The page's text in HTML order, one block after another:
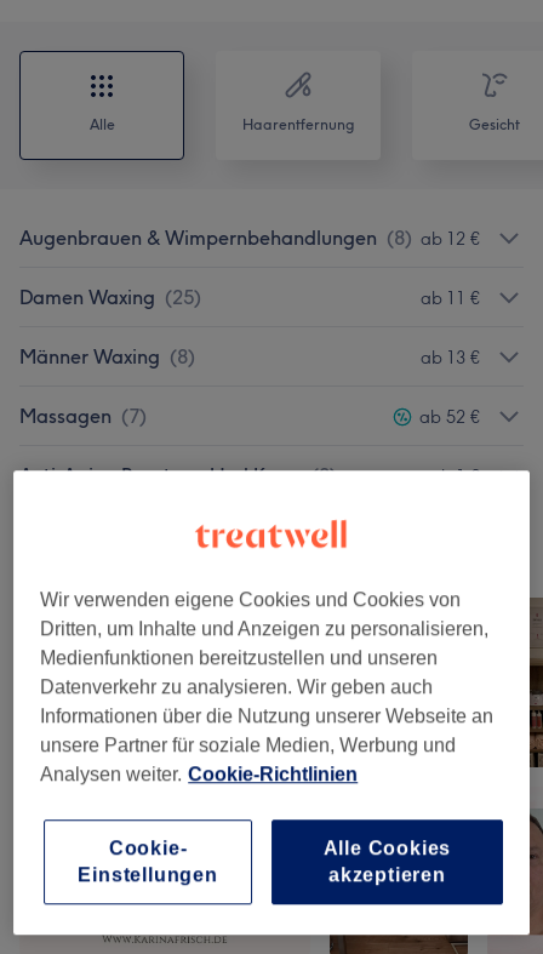
Alle Haarentfernung Gesicht
Augenbrauen & Wimpernbehandlungen (8) ab 12 €
Damen Waxing (25) ab 11 €
Männer Waxing (8) ab 13 €
Massagen (7) ab 52 €
Anti-Aging Beratung Und Kurse (2) ab 1 €
Wir verwenden eigene Cookies und Cookies von
Dritten, um Inhalte und Anzeigen zu personalisieren,
Medienfunktionen bereitzustellen und unseren
Datenverkehr zu analysieren. Wir geben auch
Informationen über die Nutzung unserer Webseite an
unsere Partner für soziale Medien, Werbung und
Analysen weiter. Cookie-Richtlinien
Cookie-
Einstellungen
Alle Cookies
akzeptieren